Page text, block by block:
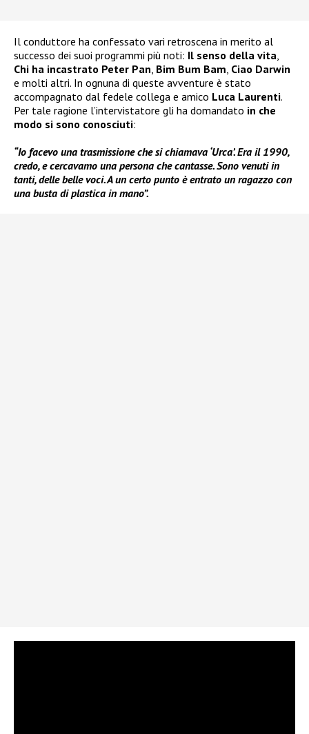
Il conduttore ha confessato vari retroscena in merito al
successo dei suoi programmi più noti: Il senso della vita,
Chi ha incastrato Peter Pan, Bim Bum Bam, Ciao Darwin
e molti altri. In ognuna di queste avventure è stato
accompagnato dal fedele collega e amico Luca Laurenti.
Per tale ragione l’intervistatore gli ha domandato in che
modo si sono conosciuti:
“Io facevo una trasmissione che si chiamava ‘Urca’. Era il 1990,
credo, e cercavamo una persona che cantasse. Sono venuti in
tanti, delle belle voci. A un certo punto è entrato un ragazzo con
una busta di plastica in mano”.